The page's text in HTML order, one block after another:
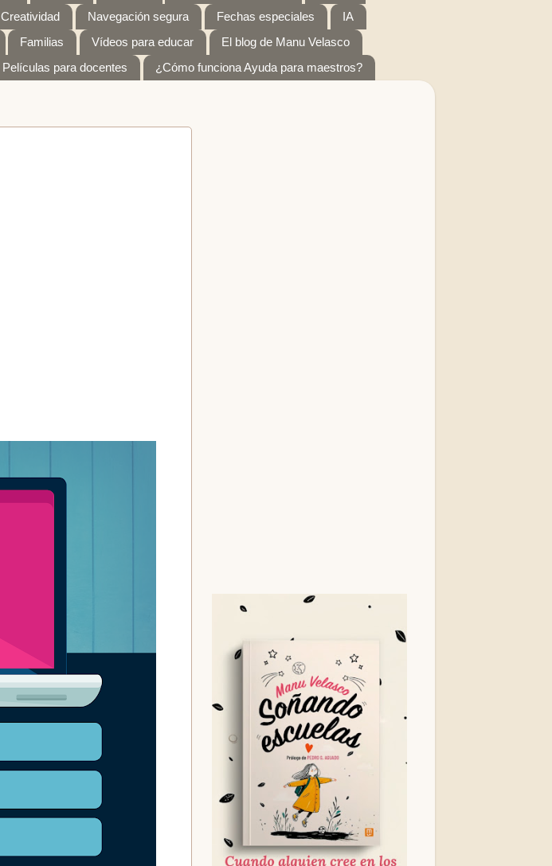
Creatividad Navegación segura Fechas especiales
IA
Familias Vídeos para educar
El blog de Manu Velasco
Películas para docentes ¿Cómo funciona Ayuda para maestros?